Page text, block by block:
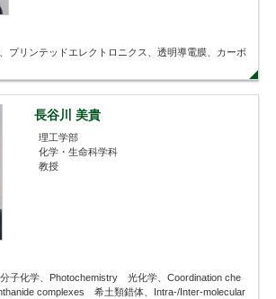
プリンテッドエレクトロニクス、透明導電膜、カーボ
長谷川 美貴
理工学部
化学・生命科学科
教授
子化学、Photochemistry 光化学、Coordination che
complexes 希土類錯体、Intra-/Inter-molecular